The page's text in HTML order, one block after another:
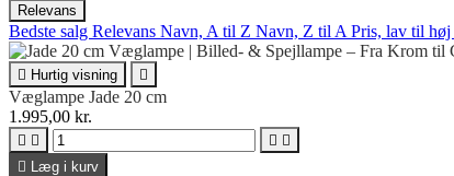
Relevans
Bedste salg Relevans Navn, A til Z Navn, Z til A Pris, lav til høj
 Hurtig visning 
Væglampe Jade 20 cm
1.995,00 kr.
   
 Læg i kurv